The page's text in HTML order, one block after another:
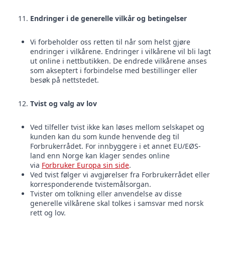
Endringer i de generelle vilkår og betingelser
Vi forbeholder oss retten til når som helst gjøre
endringer i vilkårene. Endringer i vilkårene vil bli lagt
ut online i nettbutikken. De endrede vilkårene anses
som akseptert i forbindelse med bestillinger eller
besøk på nettstedet.
Tvist og valg av lov
Ved tilfeller tvist ikke kan løses mellom selskapet og
kunden kan du som kunde henvende deg til
Forbrukerrådet. For innbyggere i et annet EU/EØS-
land enn Norge kan klager sendes online
via Forbruker Europa sin side.
Ved tvist følger vi avgjørelser fra Forbrukerrådet eller
korresponderende tvistemålsorgan.
Tvister om tolkning eller anvendelse av disse
generelle vilkårene skal tolkes i samsvar med norsk
rett og lov.